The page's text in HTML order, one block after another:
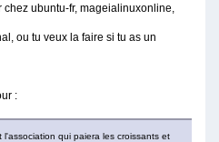
ubuntu-fr, mageialinuxonline,
ou tu veux la faire si tu as un
:
qui paiera les croissants et